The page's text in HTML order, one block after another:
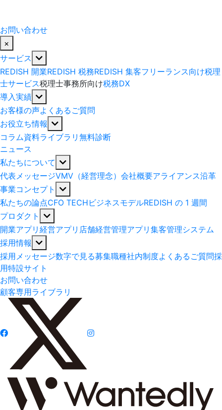
お問い合わせ
×
サービス
REDISH 開業REDISH 税務REDISH 集客フリーランス向け税理
士サービス税理士事務所向け税務DX
導入実績
お客様の声よくあるご質問
お役立ち情報
コラム資料ライブラリ 無料診断
ニュース
私たちについて
代表メッセージVMV（経営理念） 会社概要アライアンス沿革
事業コンセプト
私たちの論点CFO TECH ビジネスモデルREDISH の 1 週間
プロダクト
開業アプリ 経営アプリ 店舗経営管理アプリ 集客管理システム
採用情報
採用メッセージ数字で見る募集職種社内制度よくあるご質問採
用特設サイト
お問い合わせ
顧客専用ライブラリ